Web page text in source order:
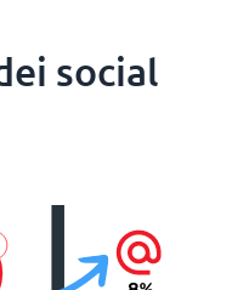
social